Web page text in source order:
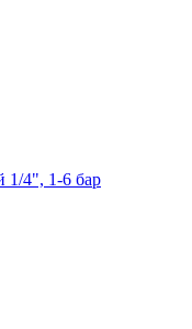
1/4", 1-6 бар